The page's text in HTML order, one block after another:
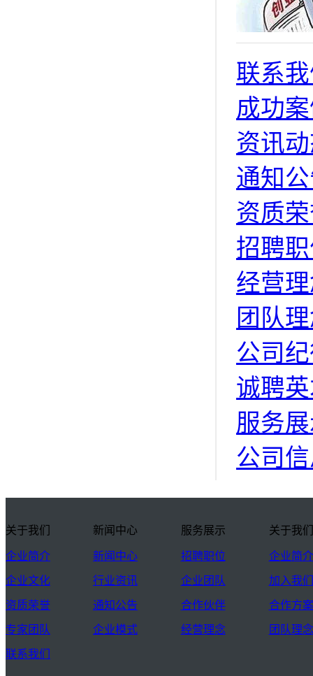
联系
成功
资讯
通知
资质
招聘
经营
团队
公司
诚聘
服务
公司
关于我们
企业简介
企业文化
资质荣誉
专家团队
联系我们
新闻中心
新闻中心
行业资讯
通知公告
企业模式
服务展示
招聘职位
企业团队
合作伙伴
经营理念
关于我们
企业简介
加入我们
合作方案
团队理念